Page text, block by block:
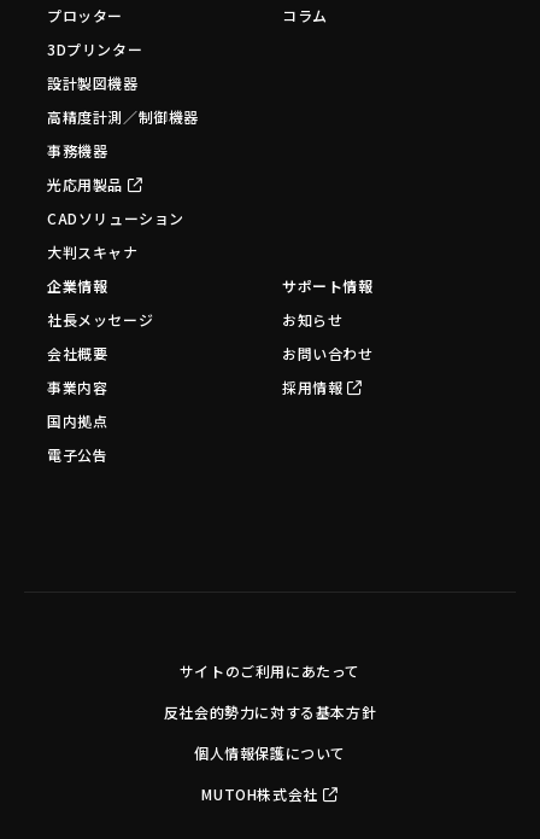
プロッター
3Dプリンター
設計製図機器
高精度計測／制御機器
事務機器
光応用製品
CADソリューション
大判スキャナ
コラム
企業情報
社長メッセージ
会社概要
事業内容
国内拠点
電子公告
サポート情報
お知らせ
お問い合わせ
採用情報
サイトのご利用にあたって
反社会的勢力に対する基本方針
個人情報保護について
MUTOH株式会社